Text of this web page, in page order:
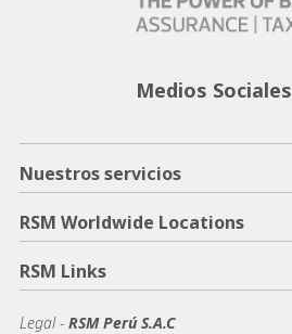
Medios Sociales
Nuestros servicios
RSM Worldwide Locations
RSM Links
Legal - RSM Perú S.A.C